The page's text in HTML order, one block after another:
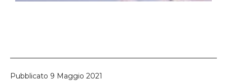
Pubblicato 9 Maggio 2021